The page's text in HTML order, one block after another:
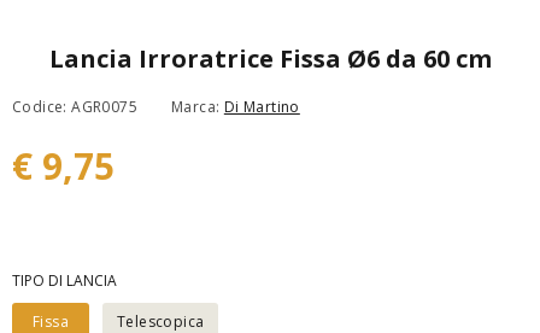
Lancia Irroratrice Fissa Ø6 da 60 cm
Codice: AGR0075 Marca: Di Martino
€ 9,75
TIPO DI LANCIA
Fissa
Telescopica